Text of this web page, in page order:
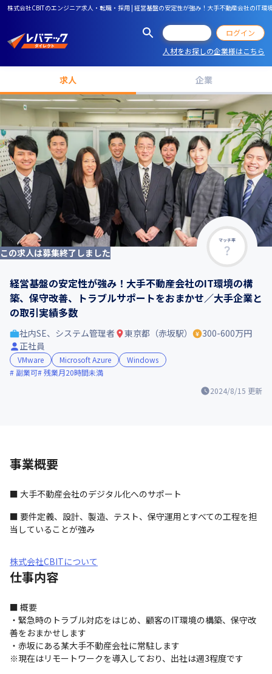
株式会社CBITのエンジニア求人・転職・採用 | 経営基盤の安定性が強み！大手不動産会社のIT
ログイン
人材をお探しの企業様はこちら
求人 企業
マッチ率
この求人は募集終了しました
経営基盤の安定性が強み！大手不動産会社のIT環境の構
築、保守改善、トラブルサポートをおまかせ／大手企業と
の取引実績多数
2024/8/15 更新
社内SE、システム管理者 東京都（赤坂駅）
300-600万円
正社員
VMware Microsoft Azure
Windows
副業可 残業月20時間未満
事業概要
■ 大手不動産会社のデジタル化へのサポート
■ 要件定義、設計、製造、テスト、保守運用とすべての工程を担
当していることが強み
株式会社CBITについて
仕事内容
■ 概要
・緊急時のトラブル対応をはじめ、顧客のIT環境の構築、保守改
善をおまかせします
・赤坂にある某大手不動産会社に常駐します
※現在はリモートワークを導入しており、出社は週3程度です